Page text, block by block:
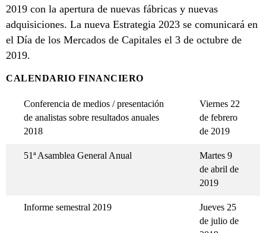
2019 con la apertura de nuevas fábricas y nuevas
adquisiciones. La nueva Estrategia 2023 se comunicará en
el Día de los Mercados de Capitales el 3 de octubre de
2019.
CALENDARIO FINANCIERO
Conferencia de medios / presentación
de analistas sobre resultados anuales
2018
Viernes 22
de febrero
de 2019
51ª Asamblea General Anual
Martes 9
de abril de
2019
Informe semestral 2019
Jueves 25
de julio de